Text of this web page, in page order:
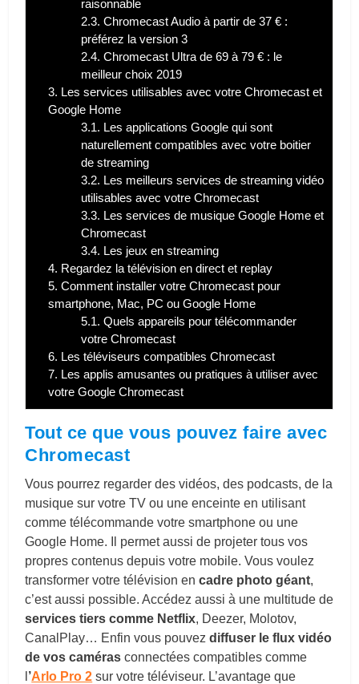
raisonnable
2.3. Chromecast Audio à partir de 37 € :
préférez la version 3
2.4. Chromecast Ultra de 69 à 79 € : le
meilleur choix 2019
3. Les services utilisables avec votre Chromecast et
Google Home
3.1. Les applications Google qui sont
naturellement compatibles avec votre boitier
de streaming
3.2. Les meilleurs services de streaming vidéo
utilisables avec votre Chromecast
3.3. Les services de musique Google Home et
Chromecast
3.4. Les jeux en streaming
4. Regardez la télévision en direct et replay
5. Comment installer votre Chromecast pour
smartphone, Mac, PC ou Google Home
5.1. Quels appareils pour télécommander
votre Chromecast
6. Les téléviseurs compatibles Chromecast
7. Les applis amusantes ou pratiques à utiliser avec
votre Google Chromecast
Tout ce que vous pouvez faire avec
Chromecast
Vous pourrez regarder des vidéos, des podcasts, de la
musique sur votre TV ou une enceinte en utilisant
comme télécommande votre smartphone ou une
Google Home. Il permet aussi de projeter tous vos
propres contenus depuis votre mobile. Vous voulez
transformer votre télévision encadre photo géant,
c’est aussi possible. Accédez aussi à une multitude de
services tiers comme Netflix, Deezer, Molotov,
CanalPlay… Enfin vous pouvezdiffuser le flux vidéo
de vos caméras connectées compatibles comme
’Arlo Pro 2 sur votre téléviseur. L’avantage que